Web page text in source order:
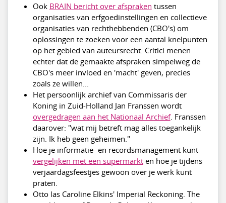
Ook BRAIN bericht over afspraken tussen
organisaties van erfgoedinstellingen en collectieve
organisaties van rechthebbenden (CBO's) om
oplossingen te zoeken voor een aantal knelpunten
op het gebied van auteursrecht. Critici menen
echter dat de gemaakte afspraken simpelweg de
CBO's meer invloed en 'macht' geven, precies
zoals ze willen...
Het persoonlijk archief van Commissaris der
Koning in Zuid-Holland Jan Franssen wordt
overgedragen aan het Nationaal Archief. Franssen
daarover: "wat mij betreft mag alles toegankelijk
zijn. Ik heb geen geheimen."
Hoe je informatie- en recordsmanagement kunt
vergelijken met een supermarkten hoe je tijdens
verjaardagsfeestjes gewoon over je werk kunt
praten.
Otto las Caroline Elkins' Imperial Reckoning. The